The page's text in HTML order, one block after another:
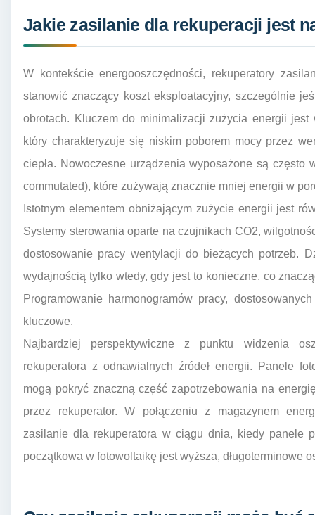
Jakie zasilanie dla rekuperacji jest
W kontekście energooszczędności, rekuperatory
stanowić znaczący koszt eksploatacyjny, szczególnie
obrotach. Kluczem do minimalizacji zużycia energii jest
który charakteryzuje się niskim poborem mocy przez
ciepła. Nowoczesne urządzenia wyposażone są
commutated), które zużywają znacznie mniej energii w
Istotnym elementem obniżającym zużycie energii jest
Systemy sterowania oparte na czujnikach CO2,
dostosowanie pracy wentylacji do bieżących potrzeb.
wydajnością tylko wtedy, gdy jest to konieczne, co
Programowanie harmonogramów pracy,
kluczowe.
Najbardziej perspektywiczne z punktu widzenia
rekuperatora z odnawialnych źródeł energii. Panele
mogą pokryć znaczną część zapotrzebowania na
przez rekuperator. W połączeniu z magazynem
zasilanie dla rekuperatora w ciągu dnia, kiedy panele
początkowa w fotowoltaikę jest wyższa, długoterminowe